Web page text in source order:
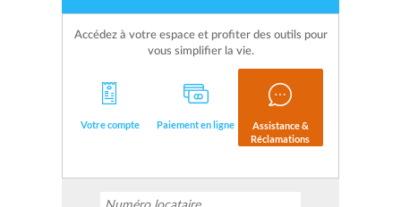
Accédez à votre espace et profiter des outils pour
vous simplifier la vie.
Votre compte Paiement en ligne
Assistance &
Réclamations